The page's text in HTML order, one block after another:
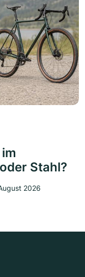
Stahl?
2026